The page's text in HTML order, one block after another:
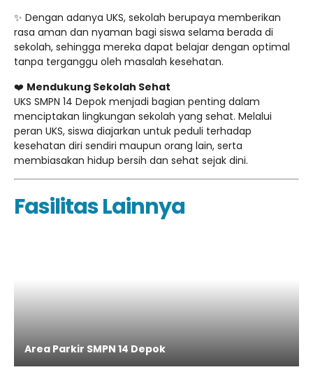
✨ Dengan adanya UKS, sekolah berupaya memberikan
rasa aman dan nyaman bagi siswa selama berada di
sekolah, sehingga mereka dapat belajar dengan optimal
tanpa terganggu oleh masalah kesehatan.
❤️ Mendukung Sekolah Sehat
UKS SMPN 14 Depok menjadi bagian penting dalam
menciptakan lingkungan sekolah yang sehat. Melalui
peran UKS, siswa diajarkan untuk peduli terhadap
kesehatan diri sendiri maupun orang lain, serta
membiasakan hidup bersih dan sehat sejak dini.
Fasilitas Lainnya
Area Parkir SMPN 14 Depok